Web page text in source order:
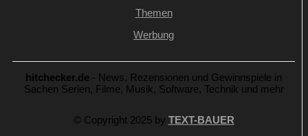
Themen
Werbung
hitchecker.de - News, Rezensionen und Gewinnspiele in
Sachen Serien, Filme, Musik, Software, Technik und mehr
© Copyright 2025 by TEXT-BAUER